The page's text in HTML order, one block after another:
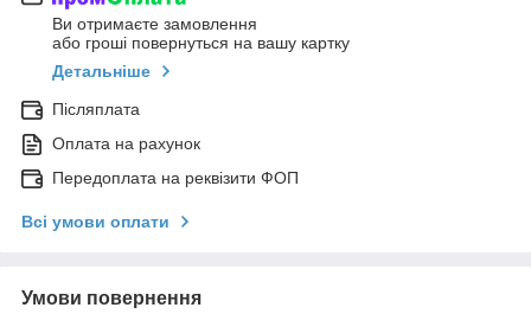
Ви отримаєте замовлення
або гроші повернуться на вашу картку
Детальніше
Післяплата
Оплата на рахунок
Передоплата на реквізити ФОП
Всі умови оплати
Умови повернення